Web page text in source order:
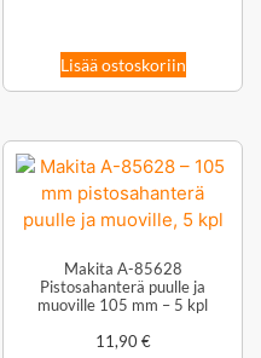
Lisää ostoskoriin
Makita A-85628
Pistosahanterä puulle ja
muoville 105 mm – 5 kpl
11,90€